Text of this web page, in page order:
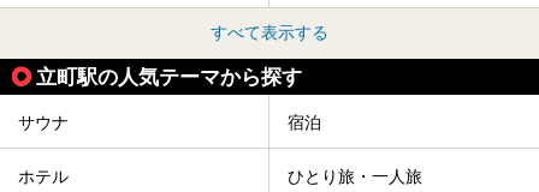
すべて表示する
立町駅の人気テーマから探す
サウナ 宿泊
ホテル ひとり旅・一人旅